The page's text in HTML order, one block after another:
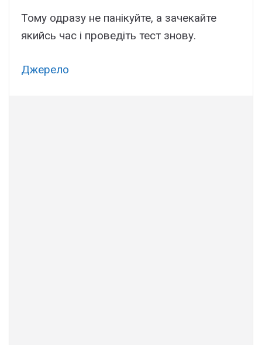
Тому одразу не панікуйте, а зачекайте
якийсь час і проведіть тест знову.
Джерело